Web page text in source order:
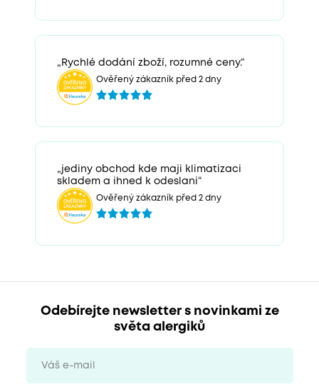
„Rychlé dodání zboží, rozumné ceny.“
Ověřený zákazník před 2 dny
„jediny obchod kde maji klimatizaci
skladem a ihned k odeslani“
Ověřený zákazník před 2 dny
Odebírejte newsletter s novinkami ze
světa alergiků